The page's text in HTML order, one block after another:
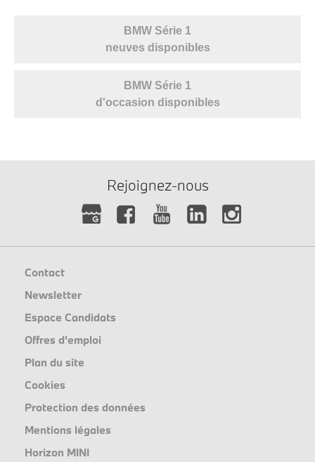
BMW Série 1
neuves disponibles
BMW Série 1
d'occasion disponibles
Rejoignez-nous
Contact
Newsletter
Espace Candidats
Offres d'emploi
Plan du site
Cookies
Protection des données
Mentions légales
Horizon MINI